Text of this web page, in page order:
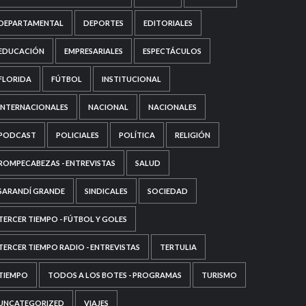
DEPORTES EDITORIALES
EMPRESARIALES ESPECTÁCULOS
FÚTBOL INSTITUCIONAL
NACIONAL NACIONALES
POLICIALES POLÍTICA RELIGIÓN
- ENTREVISTAS SALUD
GRANDE SINDICALES SOCIEDAD
TIEMPO - FÚTBOL Y GOLES
TIEMPO RADIO - ENTREVISTAS TERTULIA
TODOS A LOS BOTES - PROGRAMAS TURISMO
VIAJES